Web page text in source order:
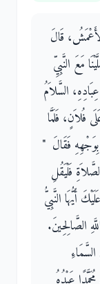
قَالَ
مَعَ النَّبِيِّ
السَّلاَمُ
فُلاَنٍ، فَلَمَّا
بِوَجْهِهِ فَقَالَ ‏ "‏
فَلْيَقُلِ
أَيُّهَا النَّبِيُّ
الصَّالِحِينَ‏.‏